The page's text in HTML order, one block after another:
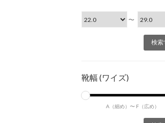
〜
靴幅 (ワイズ)
A（細め）〜 F（広め）